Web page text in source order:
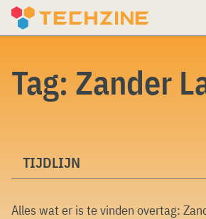
Skip
Tag: Zander
TIJDLIJN
Alles wat er is te vinden overtag: